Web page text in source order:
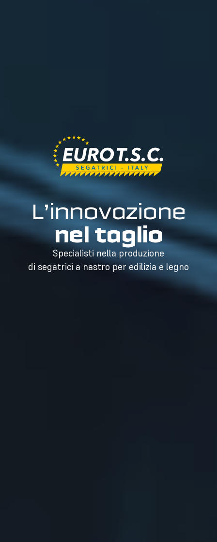
L’innovazione
nel taglio
Specialisti nella produzione
di segatrici a nastro per edilizia e legno